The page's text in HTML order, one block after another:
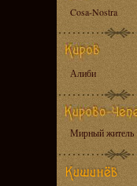
Cosa-Nostra
Алиби
Мирный житель